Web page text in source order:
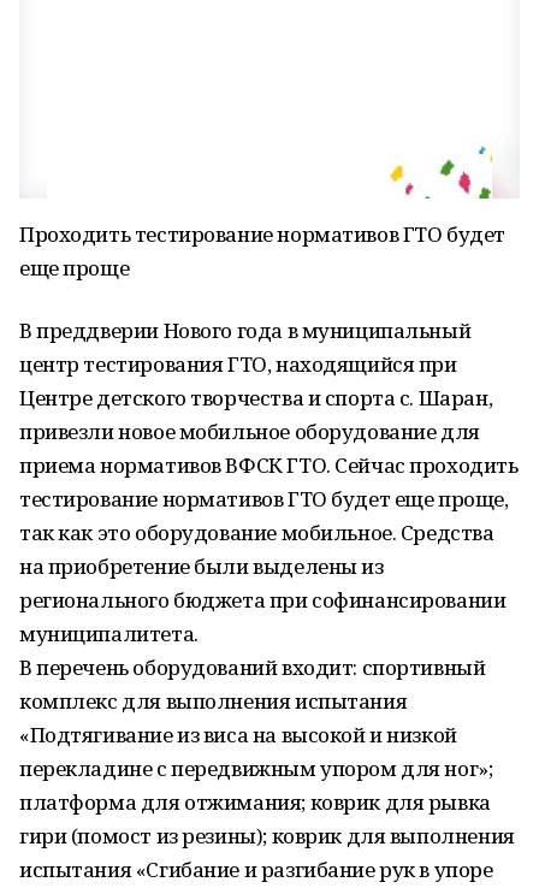
Проходить тестирование нормативов ГТО будет
еще проще
В преддверии Нового года в муниципальный
центр тестирования ГТО, находящийся при
Центре детского творчества и спорта с. Шаран,
привезли новое мобильное оборудование для
приема нормативов ВФСК ГТО. Сейчас проходить
тестирование нормативов ГТО будет еще проще,
так как это оборудование мобильное. Средства
на приобретение были выделены из
регионального бюджета при софинансировании
муниципалитета.
В перечень оборудований входит: спортивный
комплекс для выполнения испытания
«Подтягивание из виса на высокой и низкой
перекладине с передвижным упором для ног»;
платформа для отжимания; коврик для рывка
гири (помост из резины); коврик для выполнения
испытания «Сгибание и разгибание рук в упоре